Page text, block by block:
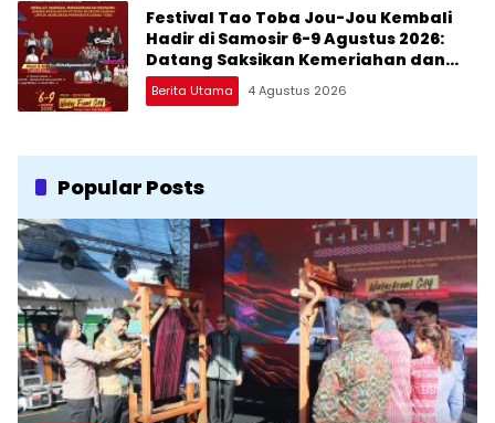
Festival Tao Toba Jou-Jou Kembali
Hadir di Samosir 6-9 Agustus 2026:
Datang Saksikan Kemeriahan dan
Raih Peluangnya
Berita Utama 4 Agustus 2026
Popular Posts